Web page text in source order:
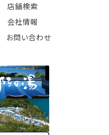
店舗検索
会社情報
お問い合わせ